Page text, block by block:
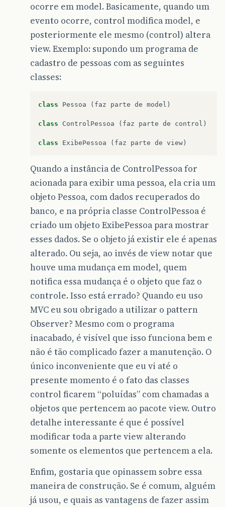
ocorre em model. Basicamente, quando um
evento ocorre, control modifica model, e
posteriormente ele mesmo (control) altera
view. Exemplo: supondo um programa de
cadastro de pessoas com as seguintes
classes:
class Pessoa ( faz parte de model )
class ControlPessoa ( faz parte de control )
class ExibePessoa ( faz parte de view
Quando a instância de ControlPessoa for
acionada para exibir uma pessoa, ela cria um
objeto Pessoa, com dados recuperados do
banco, e na própria classe ControlPessoa é
criado um objeto ExibePessoa para mostrar
esses dados. Se o objeto já existir ele é apenas
alterado. Ou seja, ao invés de view notar que
houve uma mudança em model, quem
notifica essa mudança é o objeto que faz o
controle. Isso está errado? Quando eu uso
MVC eu sou obrigado a utilizar o pattern
Observer? Mesmo com o programa
inacabado, é visível que isso funciona bem e
não é tão complicado fazer a manutenção. O
único inconveniente que eu vi até o
presente momento é o fato das classes
control ficarem “poluídas” com chamadas a
objetos que pertencem ao pacote view. Outro
detalhe interessante é que é possível
modificar toda a parte view alterando
somente os elementos que pertencem a ela.
Enfim, gostaria que opinassem sobre essa
maneira de construção. Se é comum, alguém
já usou, e quais as vantagens de fazer assim